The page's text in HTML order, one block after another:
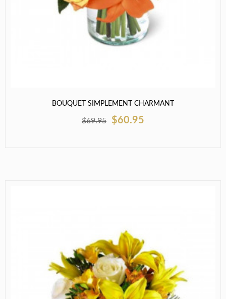
BOUQUET SIMPLEMENT CHARMANT
$69.95 $60.95